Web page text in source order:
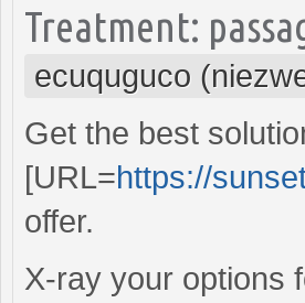
Treatment:
ecuquguco
Get the best
[URL=https://
offer.
X-ray your options